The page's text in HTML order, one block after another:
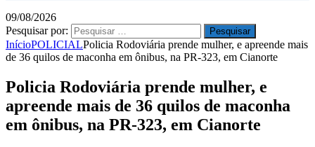
09/08/2026
Pesquisar por:
InícioPOLICIALPolicia Rodoviária prende mulher, e apreende mais
de 36 quilos de maconha em ônibus, na PR-323, em Cianorte
Policia Rodoviária prende mulher, e
apreende mais de 36 quilos de maconha
em ônibus, na PR-323, em Cianorte